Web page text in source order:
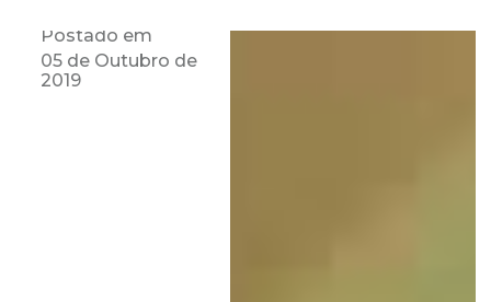
Postado em
05 de Outubro de
2019